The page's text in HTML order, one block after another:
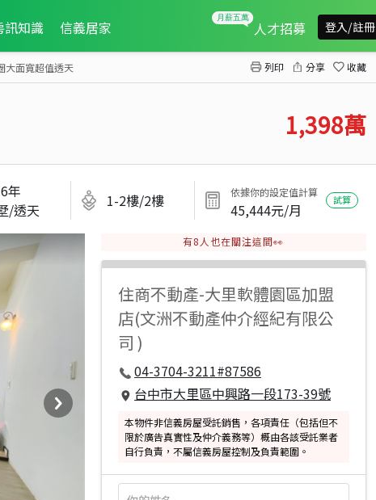
訊知識 信義居家 人才招募 登入/註冊
大面寬超值透天 列印 分享 收藏
1,398萬
年
/透天
1-2樓/2樓 依據你的設定值計算
45,444元/月
試算
有8 人也在關注這間👀
住商不動產-大里軟體園區加盟
店(文洲不動產仲介經紀有限公
司 )
04-3704-3211#87586
台中市大里區中興路一段173-39號
本物件非信義房屋受託銷售，各項責任（包括但不
限於廣告真實性及仲介義務等）概由各該受託業者
自行負責，不屬信義房屋控制及負責範圍。